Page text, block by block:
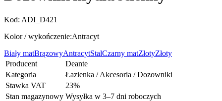
Kod: ADI_D421
Kolor / wykończenie:Antracyt
Biały matBrązowyAntracytStalCzarny matZłotyZłoty
Producent
Deante
Kategoria
Łazienka / Akcesoria / Dozowniki
Stawka VAT
23%
Stan magazynowy Wysyłka w 3–7 dni roboczych